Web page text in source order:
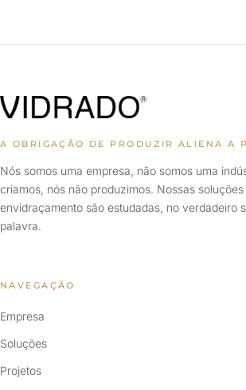
A OBRIGAÇÃO DE PRODUZIR ALIENA A
Nós somos uma empresa, não somos uma
criamos, nós não produzimos. Nossas soluções
envidraçamento são estudadas, no verdadeiro
palavra.
NAVEGAÇÃO
Empresa
Soluções
Projetos